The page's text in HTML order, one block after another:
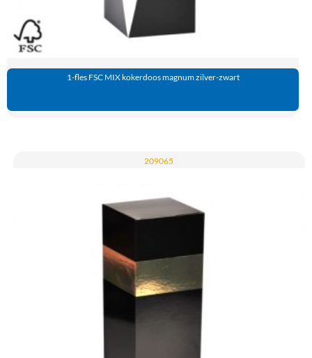
1-fles FSC MIX kokerdoos magnum zilver-zwart
209065